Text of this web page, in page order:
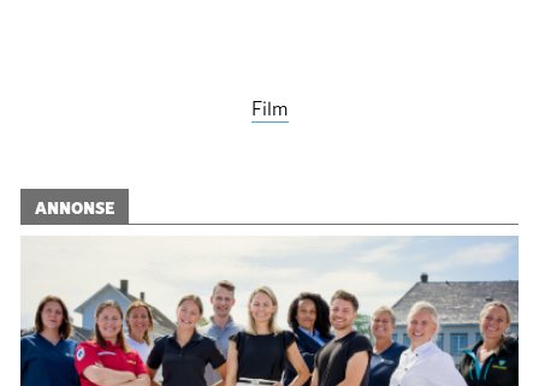
Film
ANNONSE